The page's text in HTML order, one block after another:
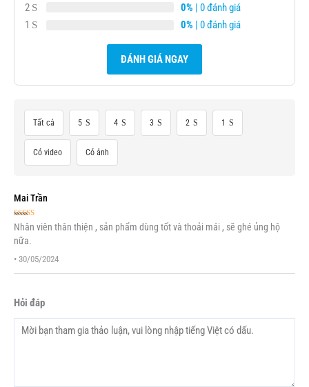
2
0% | 0 đánh giá
1
0% | 0 đánh giá
ĐÁNH GIÁ NGAY
Tất cả 5 4 3 2 1
Có video Có ảnh
Mai Trần
Được xếp
hạng5 5 sao
Nhân viên thân thiện , sản phẩm dùng tốt và thoải mái , sẽ ghé ủng hộ
nữa.
• 30/05/2024
Hỏi đáp